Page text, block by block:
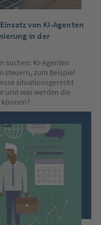
von KI-Agenten
in der
suchen: KI-Agenten
steuern, zum Beispiel
situationsgerecht
und was werden die